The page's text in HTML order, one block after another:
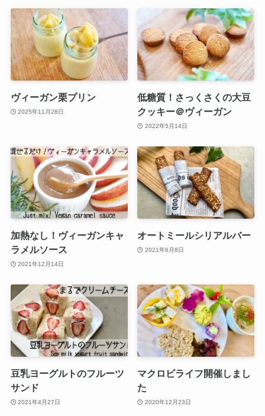
ヴィーガン栗プリン
2025年11月28日
低糖質！さっくさくの大豆
クッキー＠ヴィーガン
2022年5月14日
加熱なし！ヴィーガンキャ
ラメルソース
2021年12月14日
オートミールシリアルバー
2021年6月8日
豆乳ヨーグルトのフルーツ
サンド
2021年4月27日
マクロビライフ開催しまし
た
2020年12月23日